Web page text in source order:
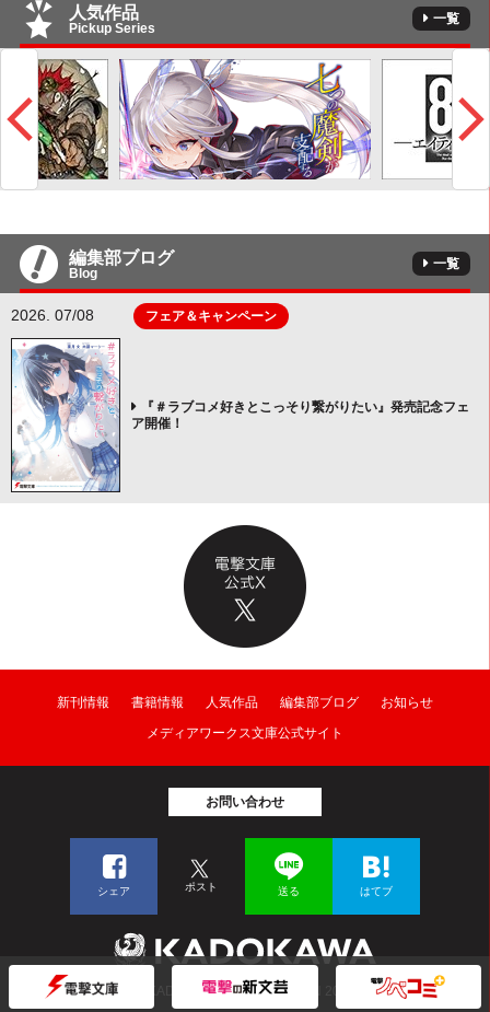
人気作品
Pickup Series
一覧
編集部ブログ
Blog
一覧
2026. 07/08 フェア＆キャンペーン
『＃ラブコメ好きとこっそり繋がりたい』発売記念フェ
ア開催！
新刊情報 書籍情報 人気作品 編集部ブログ
お知らせ
メディアワークス文庫公式サイト
お問い合わせ
シェア ポスト 送る はてブ
© KADOKAWA CORPORATION 2026